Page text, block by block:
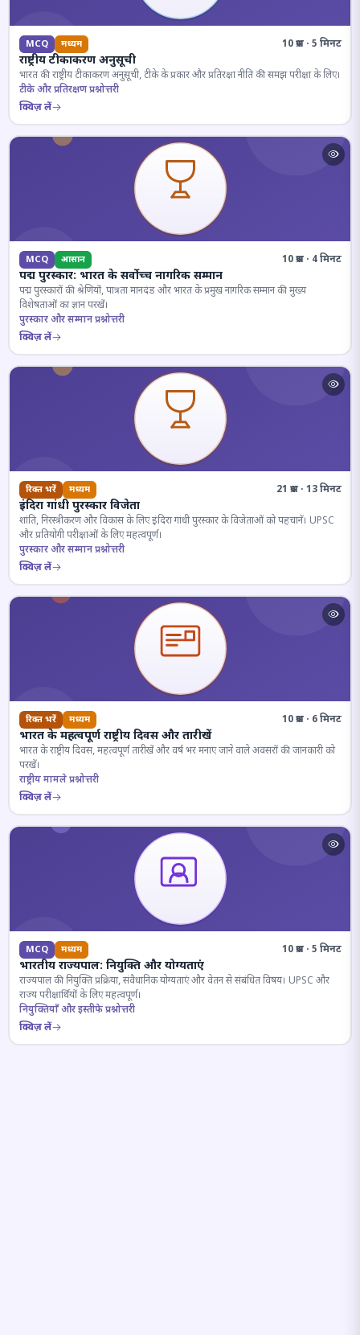
MCQ मध्यम 10 प्रश्न · 5 मिनट
राष्ट्रीय टीकाकरण अनुसूची
भारत की राष्ट्रीय टीकाकरण अनुसूची, टीके के प्रकार और प्रतिरक्षा नीति की समझ परीक्षा के लिए।
टीके और प्रतिरक्षण प्रश्नोत्तरी
क्विज़ लें
MCQ आसान 10 प्रश्न · 4 मिनट
पद्म पुरस्कार: भारत के सर्वोच्च नागरिक सम्मान
पद्म पुरस्कारों की श्रेणियों, पात्रता मानदंड और भारत के प्रमुख नागरिक सम्मान की मुख्य
विशेषताओं का ज्ञान परखें।
पुरस्कार और सम्मान प्रश्नोत्तरी
क्विज़ लें
रिक्त भरें मध्यम 21 प्रश्न · 13 मिनट
इंदिरा गांधी पुरस्कार विजेता
शांति, निरस्त्रीकरण और विकास के लिए इंदिरा गांधी पुरस्कार के विजेताओं को पहचानें। UPSC
और प्रतियोगी परीक्षाओं के लिए महत्वपूर्ण।
पुरस्कार और सम्मान प्रश्नोत्तरी
क्विज़ लें
रिक्त भरें मध्यम 10 प्रश्न · 6 मिनट
भारत के महत्वपूर्ण राष्ट्रीय दिवस और तारीखें
भारत के राष्ट्रीय दिवस, महत्वपूर्ण तारीखें और वर्ष भर मनाए जाने वाले अवसरों की जानकारी को
परखें।
राष्ट्रीय मामले प्रश्नोत्तरी
क्विज़ लें
MCQ मध्यम 10 प्रश्न · 5 मिनट
भारतीय राज्यपाल: नियुक्ति और योग्यताएं
राज्यपाल की नियुक्ति प्रक्रिया, संवैधानिक योग्यताएं और वेतन से संबंधित विषय। UPSC और
राज्य परीक्षार्थियों के लिए महत्वपूर्ण।
नियुक्तियाँ और इस्तीफे प्रश्नोत्तरी
क्विज़ लें